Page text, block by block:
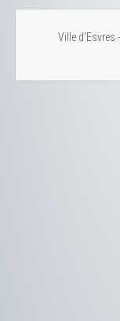
Ville d'Esvres